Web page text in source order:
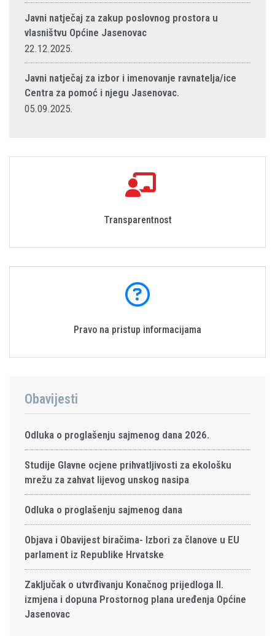
Javni natječaj za zakup poslovnog prostora u
vlasništvu Općine Jasenovac
22.12.2025.
Javni natječaj za izbor i imenovanje ravnatelja/ice
Centra za pomoć i njegu Jasenovac.
05.09.2025.
Transparentnost
Pravo na pristup informacijama
Obavijesti
Odluka o proglašenju sajmenog dana 2026.
Studije Glavne ocjene prihvatljivosti za ekološku
mrežu za zahvat lijevog unskog nasipa
Odluka o proglašenju sajmenog dana
Objava i Obavijest biračima- Izbori za članove u EU
parlament iz Republike Hrvatske
Zaključak o utvrđivanju Konačnog prijedloga II.
izmjena i dopuna Prostornog plana uređenja Općine
Jasenovac